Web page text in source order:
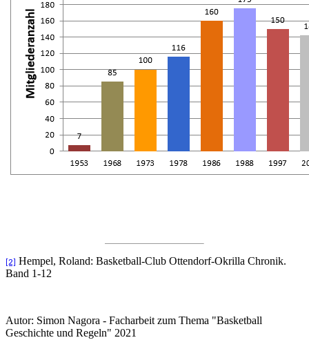
[2] Hempel, Roland: Basketball-Club Ottendorf-Okrilla Chronik.
Band 1-12
Autor: Simon Nagora - Facharbeit zum Thema "Basketball
Geschichte und Regeln" 2021